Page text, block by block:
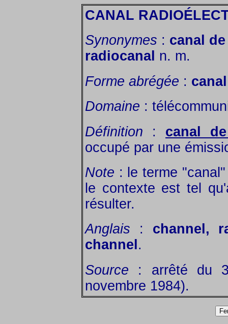
CANAL
Synonymes : canal
radiocanal n. m.
Forme abrégée :
Domaine :
Définition : canal
occupé par une
Note : le terme
le contexte est tel
résulter.
Anglais : channel,
channel .
Source : arrêté du
novembre 1984).